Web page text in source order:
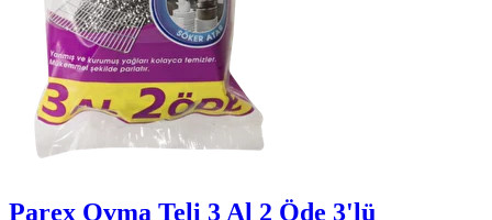
Parex Ovma Teli 3 Al 2 Öde 3'lü